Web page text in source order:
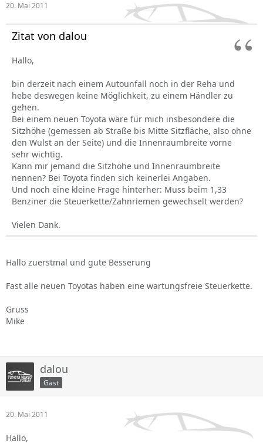
20. Mai 2011
Zitat von dalou
Hallo,
bin derzeit nach einem Autounfall noch in der Reha und
hebe deswegen keine Möglichkeit, zu einem Händler zu
gehen.
Bei einem neuen Toyota wäre für mich insbesondere die
Sitzhöhe (gemessen ab Straße bis Mitte Sitzfläche, also ohne
den Wulst an der Seite) und die Innenraumbreite vorne
sehr wichtig.
Kann mir jemand die Sitzhöhe und Innenraumbreite
nennen? Bei Toyota finden sich keinerlei Angaben.
Und noch eine kleine Frage hinterher: Muss beim 1,33
Benziner die Steuerkette/Zahnriemen gewechselt werden?
Vielen Dank.
Hallo zuerstmal und gute Besserung
Fast alle neuen Toyotas haben eine wartungsfreie Steuerkette.
Gruss
Mike
dalou
Gast
20. Mai 2011
Hallo,